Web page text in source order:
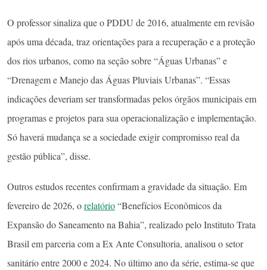
O professor sinaliza que o PDDU de 2016, atualmente em revisão
após uma década, traz orientações para a recuperação e a proteção
dos rios urbanos, como na seção sobre “Águas Urbanas” e
“Drenagem e Manejo das Águas Pluviais Urbanas”. “Essas
indicações deveriam ser transformadas pelos órgãos municipais em
programas e projetos para sua operacionalização e implementação.
Só haverá mudança se a sociedade exigir compromisso real da
gestão pública”, disse.
Outros estudos recentes confirmam a gravidade da situação. Em
fevereiro de 2026, orelatório“Benefícios Econômicos da
Expansão do Saneamento na Bahia”, realizado pelo Instituto Trata
Brasil em parceria com a Ex Ante Consultoria, analisou o setor
sanitário entre 2000 e 2024. No último ano da série, estima-se que